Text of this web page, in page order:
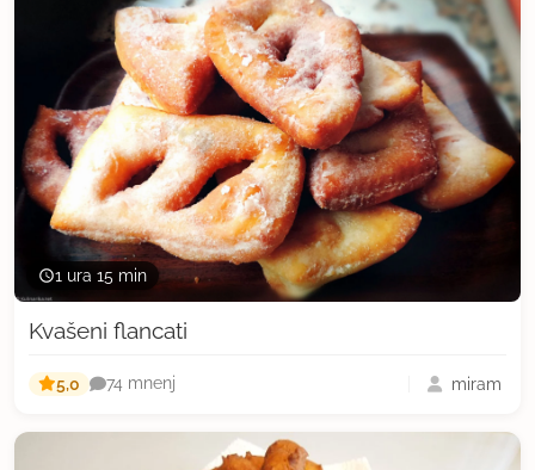
1 ura 15 min
Kvašeni flancati
5,0 74 mnenj miram